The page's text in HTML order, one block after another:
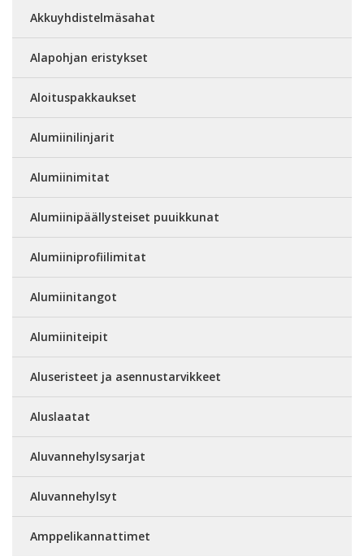
Akkuyhdistelmäsahat
Alapohjan eristykset
Aloituspakkaukset
Alumiinilinjarit
Alumiinimitat
Alumiinipäällysteiset puuikkunat
Alumiiniprofiilimitat
Alumiinitangot
Alumiiniteipit
Aluseristeet ja asennustarvikkeet
Aluslaatat
Aluvannehylsysarjat
Aluvannehylsyt
Amppelikannattimet